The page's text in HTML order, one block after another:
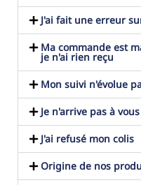
J'ai fait une erreur
Ma commande est
je n'ai rien reçu
Mon suivi n'évolue
Je n'arrive pas à
J'ai refusé mon colis
Origine de nos